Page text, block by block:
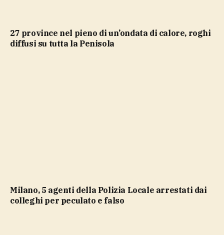
27 province nel pieno di un’ondata di calore, roghi
diffusi su tutta la Penisola
Milano, 5 agenti della Polizia Locale arrestati dai
colleghi per peculato e falso